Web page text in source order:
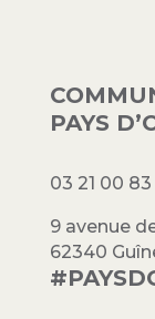
PAYS
03 21 00 83
9 avenue
62340